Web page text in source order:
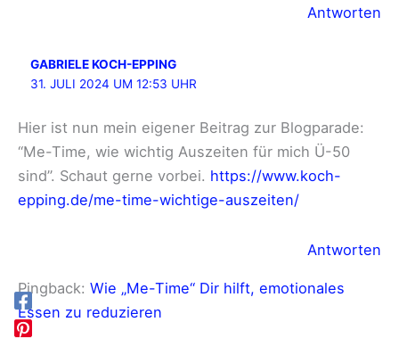
Antworten
GABRIELE KOCH-EPPING
31. JULI 2024 UM 12:53 UHR
Hier ist nun mein eigener Beitrag zur Blogparade:
“Me-Time, wie wichtig Auszeiten für mich Ü-50
sind”. Schaut gerne vorbei. https://www.koch-
epping.de/me-time-wichtige-auszeiten/
Antworten
Pingback: Wie „Me-Time“ Dir hilft, emotionales
Essen zu reduzieren